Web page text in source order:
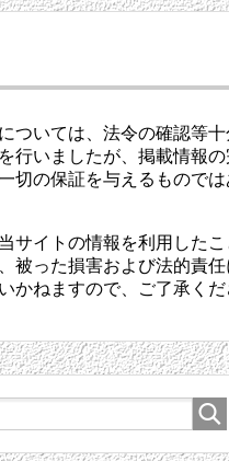
ついては、法令の確認等
行いましたが、掲載情報の
切の保証を与えるもので
サイトの情報を利用したこ
被った損害および法的責任
かねますので、ご了承くだ